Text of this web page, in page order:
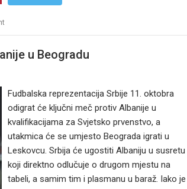
u Beogradu
Fudbalska reprezentacija Srbije 11. oktobra
odigrat će ključni meč protiv Albanije u
kvalifikacijama za Svjetsko prvenstvo, a
utakmica će se umjesto Beograda igrati u
Leskovcu. Srbija će ugostiti Albaniju u susretu
koji direktno odlučuje o drugom mjestu na
tabeli, a samim tim i plasmanu u baraž. Iako je